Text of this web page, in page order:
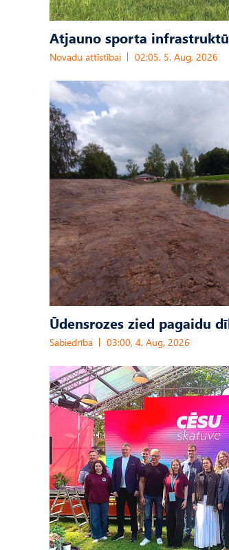
Atjauno sporta
Novadu attīstībai 02:05, 5. Aug, 2026
Ūdensrozes zied pagaidu
Sabiedrība 03:00, 4. Aug, 2026